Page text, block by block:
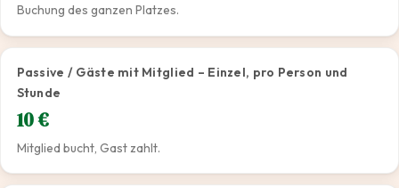
Buchung des ganzen Platzes.
Passive / Gäste mit Mitglied – Einzel, pro Person und
Stunde
10 €
Mitglied bucht, Gast zahlt.